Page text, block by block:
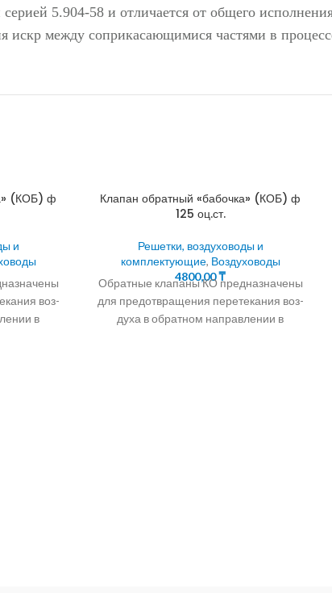
5.904-58 и отличается от общего
между соприкасающимися частями в
(КОБ) ф
и
воз-
в
Клапан обратный «бабочка» (КОБ) ф
125 оц.ст.
Решетки, воздуховоды и
комплектующие, Воздуховоды
4800,00₸
Обратные клапаны КО предназначены
для предотвращения перетекания воз-
духа в обратном направлении в